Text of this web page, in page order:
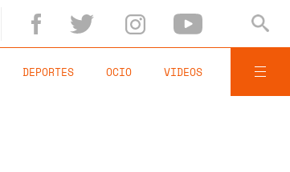
DEPORTES OCIO VIDEOS